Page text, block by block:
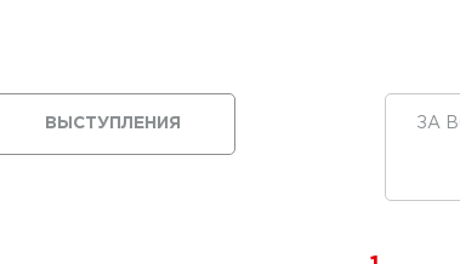
ВЫСТУПЛЕНИЯ ЗА